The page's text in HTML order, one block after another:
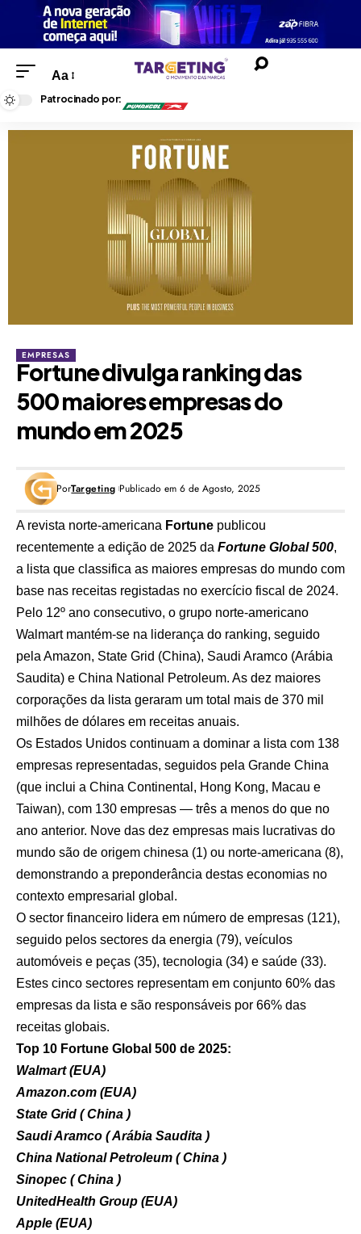
Aa
Patrocinado por:
EMPRESAS
Fortune divulga ranking das
500 maiores empresas do
mundo em 2025
PorTargeting Publicado em 6 de Agosto, 2025
A revista norte-americana Fortune publicou
recentemente a edição de 2025 da Fortune Global 500,
a lista que classifica as maiores empresas do mundo com
base nas receitas registadas no exercício fiscal de 2024.
Pelo 12º ano consecutivo, o grupo norte-americano
Walmart mantém-se na liderança do ranking, seguido
pela Amazon, State Grid (China), Saudi Aramco (Arábia
Saudita) e China National Petroleum. As dez maiores
corporações da lista geraram um total mais de 370 mil
milhões de dólares em receitas anuais.
Os Estados Unidos continuam a dominar a lista com 138
empresas representadas, seguidos pela Grande China
(que inclui a China Continental, Hong Kong, Macau e
Taiwan), com 130 empresas — três a menos do que no
ano anterior. Nove das dez empresas mais lucrativas do
mundo são de origem chinesa (1) ou norte-americana (8),
demonstrando a preponderância destas economias no
contexto empresarial global.
O sector financeiro lidera em número de empresas (121),
seguido pelos sectores da energia (79), veículos
automóveis e peças (35), tecnologia (34) e saúde (33).
Estes cinco sectores representam em conjunto 60% das
empresas da lista e são responsáveis por 66% das
receitas globais.
Top 10 Fortune Global 500 de 2025:
Walmart (EUA)
Amazon.com (EUA)
State Grid ( China )
Saudi Aramco ( Arábia Saudita )
China National Petroleum ( China )
Sinopec ( China )
UnitedHealth Group (EUA)
Apple (EUA)